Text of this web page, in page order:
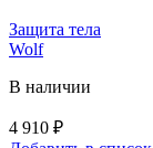
Защита тела
Wolf
В наличии
4 910 ₽